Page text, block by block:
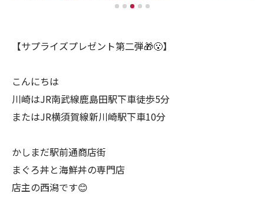
【サプライズプレゼント第二弾🎁😮】
こんにちは
川崎はJR南武線鹿島田駅下車徒歩5分
またはJR横須賀線新川崎駅下車10分
かしまだ駅前通商店街
まぐろ丼と海鮮丼の専門店
店主の西潟です😊